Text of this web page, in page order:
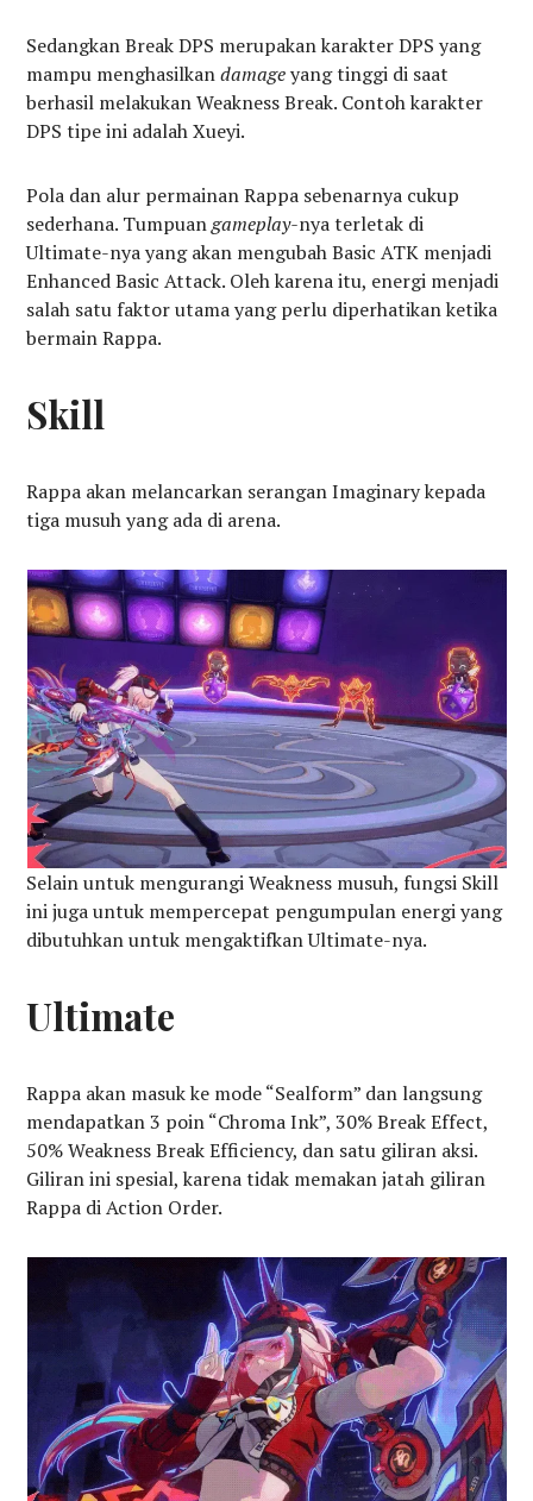
Sedangkan Break DPS merupakan karakter DPS yang
mampu menghasilkandamageyang tinggi di saat
berhasil melakukan Weakness Break. Contoh karakter
DPS tipe ini adalah Xueyi.
Pola dan alur permainan Rappa sebenarnya cukup
sederhana. Tumpuangameplay-nya terletak di
Ultimate-nya yang akan mengubah Basic ATK menjadi
Enhanced Basic Attack. Oleh karena itu, energi menjadi
salah satu faktor utama yang perlu diperhatikan ketika
bermain Rappa.
Skill
Rappa akan melancarkan serangan Imaginary kepada
tiga musuh yang ada di arena.
Selain untuk mengurangi Weakness musuh, fungsi Skill
ini juga untuk mempercepat pengumpulan energi yang
dibutuhkan untuk mengaktifkan Ultimate-nya.
Ultimate
Rappa akan masuk ke mode “Sealform” dan langsung
mendapatkan 3 poin “Chroma Ink”, 30% Break Effect,
50% Weakness Break Efficiency, dan satu giliran aksi.
Giliran ini spesial, karena tidak memakan jatah giliran
Rappa di Action Order.